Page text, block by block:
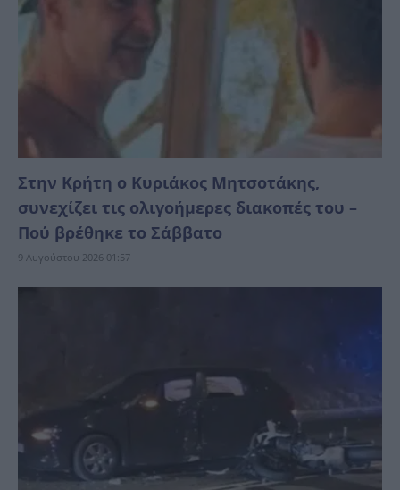
Στην Κρήτη ο Κυριάκος Μητσοτάκης,
συνεχίζει τις ολιγοήμερες διακοπές του –
Πού βρέθηκε το Σάββατο
9 Αυγούστου 2026 01:57